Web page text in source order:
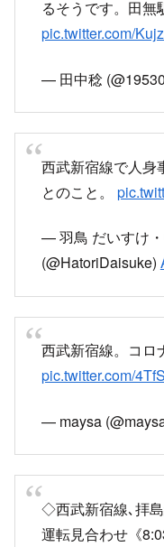
るそうです。田無
pic.twitter.com/
— 田中稔
西武新宿線で人身
とのこと。
— 羽鳥 だいすけ
(@HatoriDaisuke)
西武新宿線。コロ
pic.twitter.com/
— maysa
◇西武新宿線､拝
運転見合わせ《